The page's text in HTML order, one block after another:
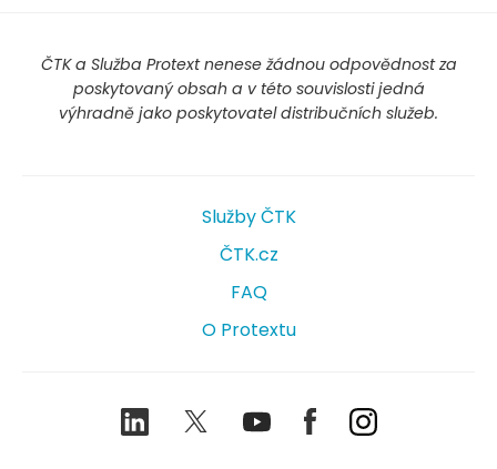
ČTK a Služba Protext nenese žádnou odpovědnost za
poskytovaný obsah a v této souvislosti jedná
výhradně jako poskytovatel distribučních služeb.
Služby ČTK
ČTK.cz
FAQ
O Protextu
LinkedIn TwitterYoutubeFacebookInstagram